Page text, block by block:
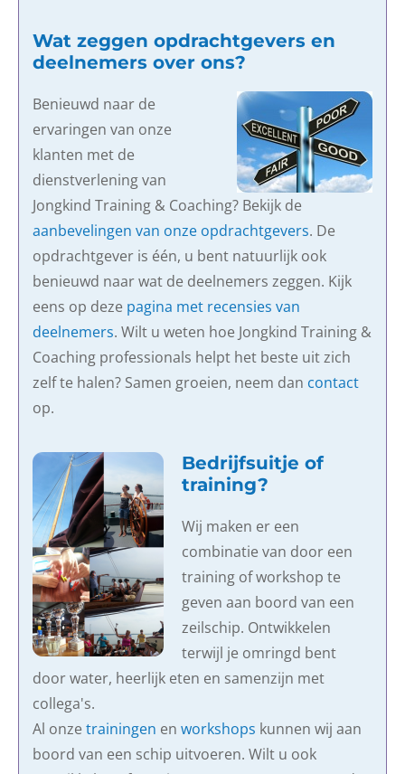
Wat zeggen opdrachtgevers en
deelnemers over ons?
Benieuwd naar de
ervaringen van onze
klanten met de
dienstverlening van
Jongkind Training & Coaching? Bekijk de
aanbevelingen van onze opdrachtgevers. De
opdrachtgever is één, u bent natuurlijk ook
benieuwd naar wat de deelnemers zeggen. Kijk
eens op deze pagina met recensies van
deelnemers. Wilt u weten hoe Jongkind Training &
Coaching professionals helpt het beste uit zich
zelf te halen? Samen groeien, neem dan contact
op.
Bedrijfsuitje of
training?
Wij maken er een
combinatie van door een
training of workshop te
geven aan boord van een
zeilschip. Ontwikkelen
terwijl je omringd bent
door water, heerlijk eten en samenzijn met
collega's.
Al onze trainingen en workshops kunnen wij aan
boord van een schip uitvoeren. Wilt u ook